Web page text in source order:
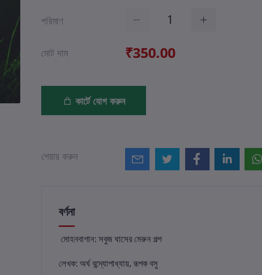
পরিমাণ
মোট দাম ₹350.00
কার্টে যোগ করুন
শেয়ার করুন
বর্ণনা
মোহনবাগান: সবুজ ঘাসের মেরুন গল্প
লেখক: অর্ঘ বন্দ্যোপাধ্যায়, রূপক বসু